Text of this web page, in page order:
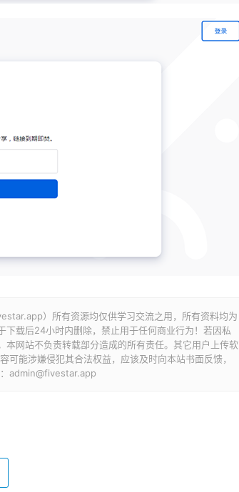
）所有资源均仅供学习交流之用，所有资料均为
载后24小时内删除，禁止用于任何商业行为！若因私
网站不负责转载部分造成的所有责任。其它用户上传软
能涉嫌侵犯其合法权益，应该及时向本站书面反馈，
admin@fivestar.app